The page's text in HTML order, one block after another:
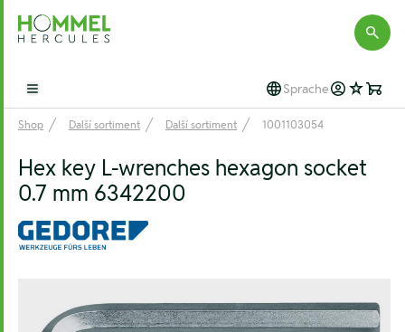
Hommel Hercules
Open main menu Sprache
Shop Další sortiment Další sortiment 1001103054
Hex key L-wrenches hexagon socket
0.7 mm 6342200